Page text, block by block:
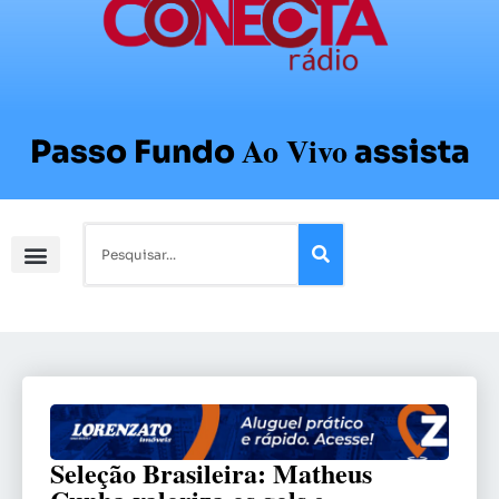
Passo FundoAo Vivoassista
Seleção Brasileira: Matheus